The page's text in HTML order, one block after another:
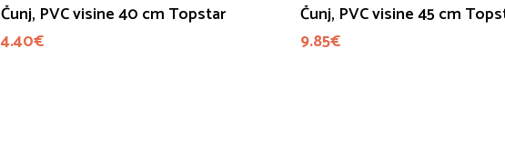
Čunj, PVC visine 40 cm Topstar
4.40€
Čunj, PVC visine 45 cm
9.85€